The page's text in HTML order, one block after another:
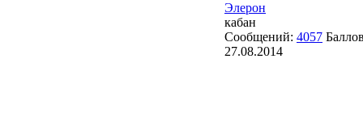
Элерон
кабан
Сообщений: 4057
27.08.2014